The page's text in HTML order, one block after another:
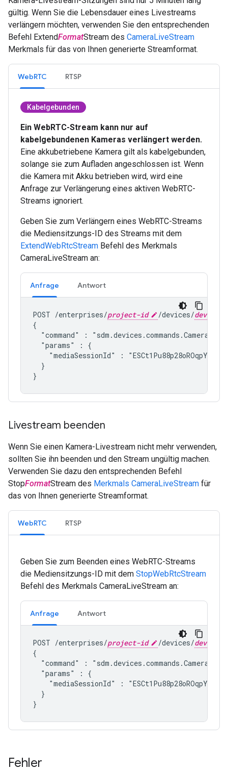
gültig. Wenn Sie die Lebensdauer eines Livestreams
verlängern möchten, verwenden Sie den entsprechenden
Befehl ExtendFormatStream des CameraLiveStream
Merkmals für das von Ihnen generierte Streamformat.
WebRTC RTSP
Kabelgebunden
Ein WebRTC-Stream kann nur auf
kabelgebundenen Kameras verlängert werden.
Eine akkubetriebene Kamera gilt als kabelgebunden,
solange sie zum Aufladen angeschlossen ist. Wenn
die Kamera mit Akku betrieben wird, wird eine
Anfrage zur Verlängerung eines aktiven WebRTC-
Streams ignoriert.
Geben Sie zum Verlängern eines WebRTC-Streams
die Mediensitzungs-ID des Streams mit dem
ExtendWebRtcStream Befehl des Merkmals
CameraLiveStream an:
Anfrage Antwort
POST /enterprises/project-id /devices/device-
{
  "command" : "
  "params" : {
"mediaSessionId" :
  }
Livestream beenden
Wenn Sie einen Kamera-Livestream nicht mehr verwenden,
sollten Sie ihn beenden und den Stream ungültig machen.
Verwenden Sie dazu den entsprechenden Befehl
StopFormatStream des Merkmals CameraLiveStream für
das von Ihnen generierte Streamformat.
WebRTC RTSP
Geben Sie zum Beenden eines WebRTC-Streams
die Mediensitzungs-ID mit dem StopWebRtcStream
Befehl des Merkmals CameraLiveStream an:
Anfrage Antwort
POST /enterprises/project-id /devices/device-
{
  "command" : "
  "params" : {
"mediaSessionId" :
  }
Fehler